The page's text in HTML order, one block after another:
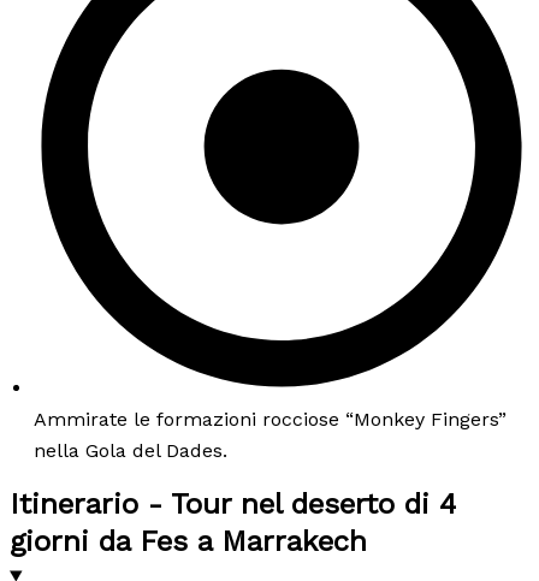
Ammirate le formazioni rocciose “Monkey Fingers”
nella Gola del Dades.
Itinerario - Tour nel deserto di 4
giorni da Fes a Marrakech